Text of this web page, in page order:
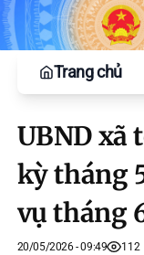
Trang chủ
UBND xã
kỳ tháng
vụ tháng
20/05/2026 - 09:49 112